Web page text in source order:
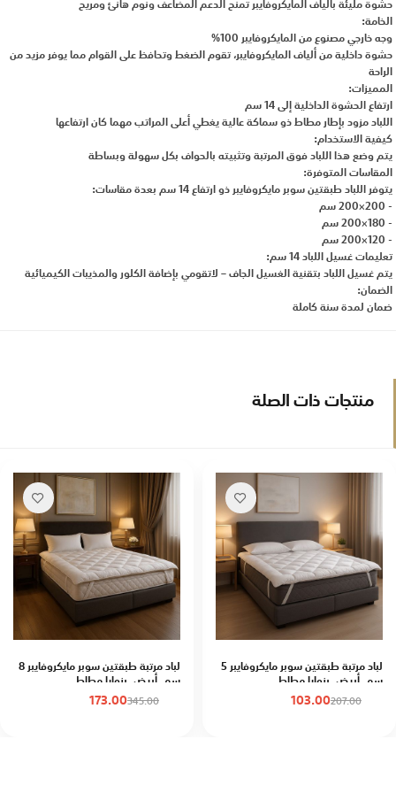
الخامة:
وجه خارجي مصنوع من المايكروفايبر 100%
حشوة داخلية من ألياف المايكروفايبر، تقوم الضغط وتحافظ على القوام مما يوفر مزيد من
الراحة
المميزات:
ارتفاع الحشوة الداخلية إلى 14 سم
اللباد مزود بإطار مطاط ذو سماكة عالية يغطي أعلى المراتب مهما كان ارتفاعها
كيفية الاستخدام:
يتم وضع هذا اللباد فوق المرتبة وتثبيته بالحواف بكل سهولة وبساطة
المقاسات المتوفرة:
يتوفر اللباد طبقتين سوبر مايكروفايبر ذو ارتفاع 14 سم بعدة مقاسات:
- 200×200 سم
- 180×200 سم
- 120×200 سم
تعليمات غسيل اللباد 14 سم:
يتم غسيل اللباد بتقنية الغسيل الجاف – لاتقومي بإضافة الكلور والمذيبات الكيميائية
الضمان:
ضمان لمدة سنة كاملة
منتجات ذات الصلة
لباد مرتبة طبقتين سوبر مايكروفايبر 5
سم, أبيض, بزوايا مطاط
103.00207.00
لباد مرتبة طبقتين سوبر مايكروفايبر 8
سم, أبيض, بزوايا مطاط
173.00345.00